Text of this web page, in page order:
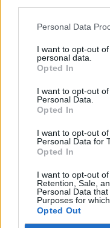
Personal Data
I want to opt-out
personal data.
Opted In
I want to opt-out
Personal Data.
Opted In
I want to opt-out
Personal Data for
Opted In
I want to opt-out
Retention, Sale,
Personal Data
Purposes for
Opted Out